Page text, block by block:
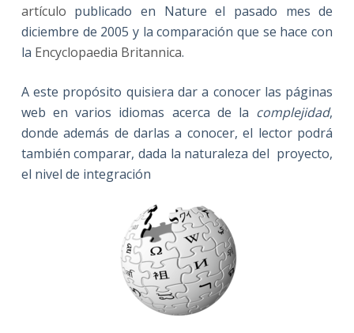
d
artículo publicado en Nature el pasado mes de
diciembre de 2005 y la comparación que se hace con
la Encyclopaedia Britannica.
A este propósito quisiera dar a conocer las páginas
web en varios idiomas acerca de la complejidad,
donde además de darlas a conocer, el lector podrá
también comparar, dada la naturaleza del proyecto,
el nivel de integración